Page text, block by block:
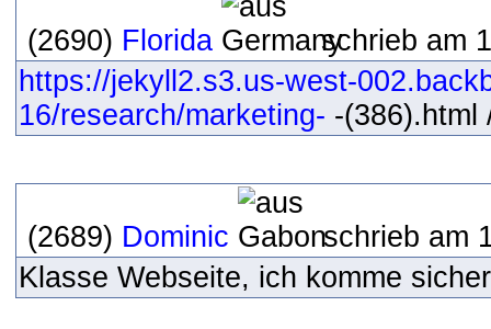
(2690) Florida
schrieb am
https://jekyll2.s3.us-west-
16/research/marketing- -
(2689) Dominic
schrieb am
Klasse Webseite, ich komme